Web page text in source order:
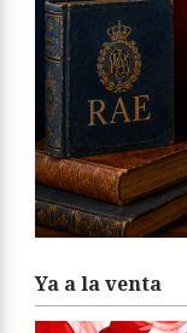
Ya a la venta